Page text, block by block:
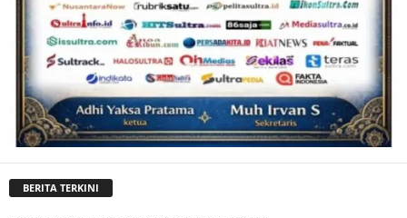
BERITA TERKINI